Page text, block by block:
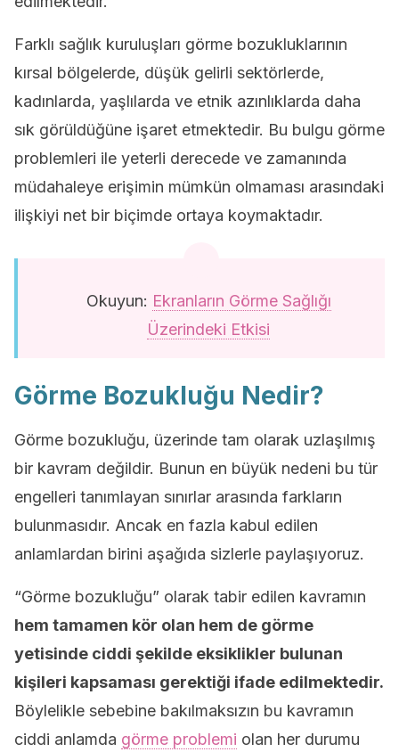
Farklı sağlık kuruluşları görme bozukluklarının
kırsal bölgelerde, düşük gelirli sektörlerde,
kadınlarda, yaşlılarda ve etnik azınlıklarda daha
sık görüldüğüne işaret etmektedir. Bu bulgu görme
problemleri ile yeterli derecede ve zamanında
müdahaleye erişimin mümkün olmaması arasındaki
ilişkiyi net bir biçimde ortaya koymaktadır.
Okuyun: Ekranların Görme Sağlığı
Üzerindeki Etkisi
Görme Bozukluğu Nedir?
Görme bozukluğu, üzerinde tam olarak uzlaşılmış
bir kavram değildir. Bunun en büyük nedeni bu tür
engelleri tanımlayan sınırlar arasında farkların
bulunmasıdır. Ancak en fazla kabul edilen
anlamlardan birini aşağıda sizlerle paylaşıyoruz.
“Görme bozukluğu” olarak tabir edilen kavramın
hem tamamen kör olan hem de görme
yetisinde ciddi şekilde eksiklikler bulunan
kişileri kapsaması gerektiği ifade edilmektedir.
Böylelikle sebebine bakılmaksızın bu kavramın
ciddi anlamda görme problemi olan her durumu